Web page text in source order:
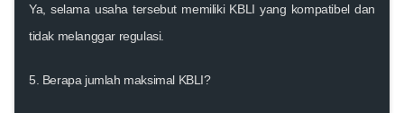
Ya, selama usaha tersebut memiliki KBLI yang kompatibel dan
tidak melanggar regulasi.
5. Berapa jumlah maksimal KBLI?